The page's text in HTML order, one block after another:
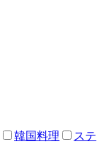
韓国料理
ステ